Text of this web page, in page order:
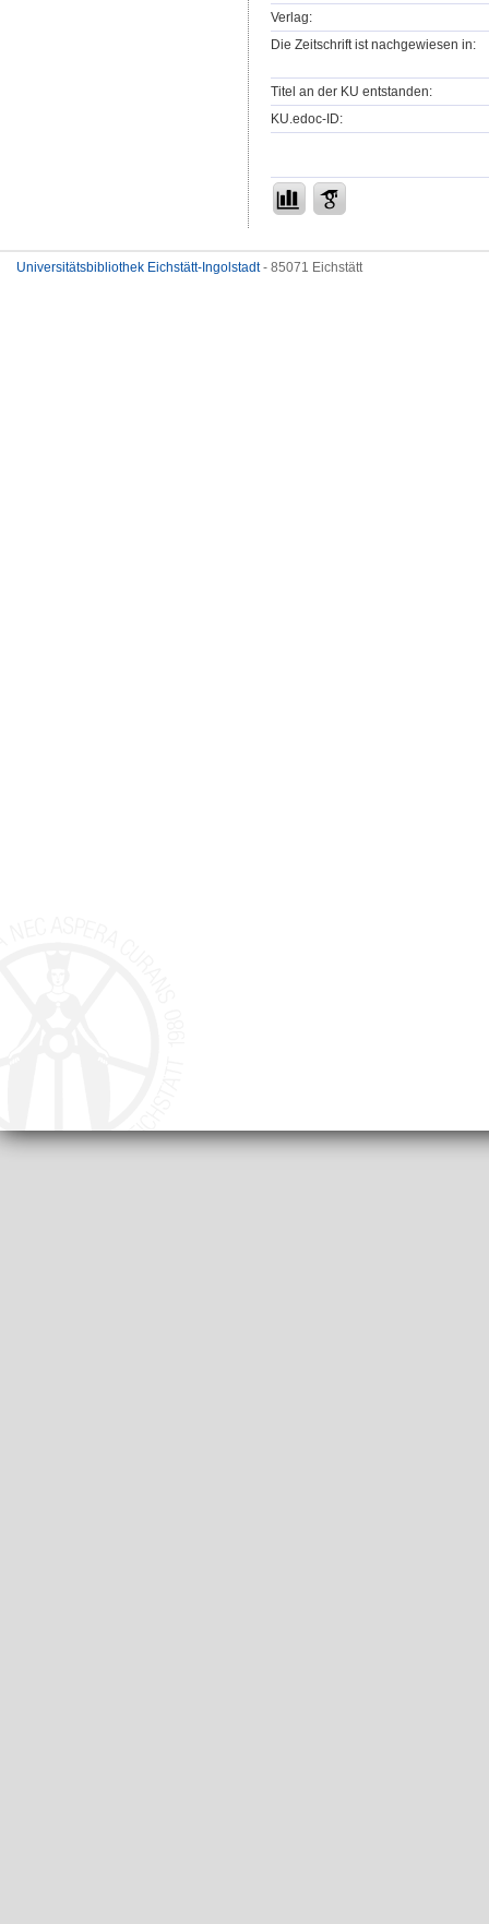
Verlag:
Die Zeitschrift ist nachgewiesen in:
Titel an der KU entstanden:
KU.edoc-ID:
Universitätsbibliothek Eichstätt-Ingolstadt- 85071 Eichstätt